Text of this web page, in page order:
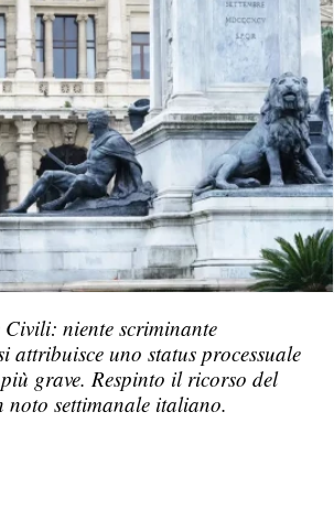
Civili: niente scriminante
attribuisce uno status processuale
grave. Respinto il ricorso del
settimanale italiano.